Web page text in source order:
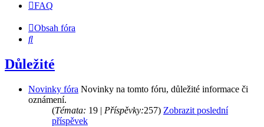
FAQ
Obsah fóra
Hledat
Důležité
Novinky fóra Novinky na tomto fóru, důležité informace či
oznámení.
(Témata: 19 | Příspěvky:257) Zobrazit poslední
příspěvek